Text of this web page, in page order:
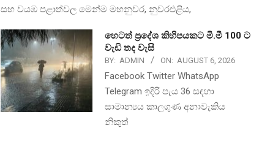
සහ වයඹ පළාත්වල මෙන්ම මහනුවර, නුවරඑළිය,
හෙටත් ප්‍රදේශ කිහිපයකට මි.මී 100 ට
වැඩි තද වැසි
BY: ADMIN ON: AUGUST 6, 2026
Facebook Twitter WhatsApp
Telegram ඉදිරි පැය 36 සඳහා
සාමාන්‍යය කාලගුණ අනාවැකිය
නිකුත්